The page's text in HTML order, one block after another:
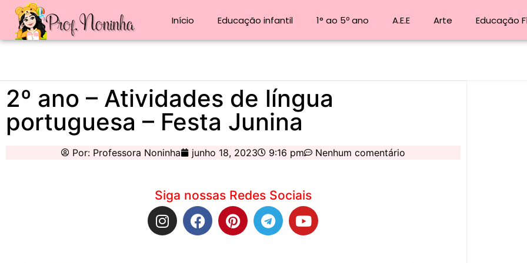
Início Educação infantil 1° ao 5º ano A.E.E Arte Educação
2º ano – Atividades de língua
portuguesa – Festa Junina
Por:Professora Noninha junho 18, 2023 9:16 pm Nenhum comentário
Siga nossas Redes Sociais